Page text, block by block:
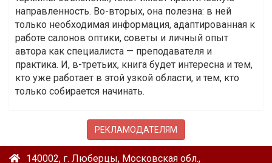
направленность. Во-вторых, она полезна: в ней
только необходимая информация, адаптированная к
работе салонов оптики, советы и личный опыт
автора как специалиста — преподавателя и
практика. И, в-третьих, книга будет интересна и тем,
кто уже работает в этой узкой области, и тем, кто
только собирается начинать.
РЕКЛАМОДАТЕЛЯМ
140002, г. Люберцы, Московская обл.,